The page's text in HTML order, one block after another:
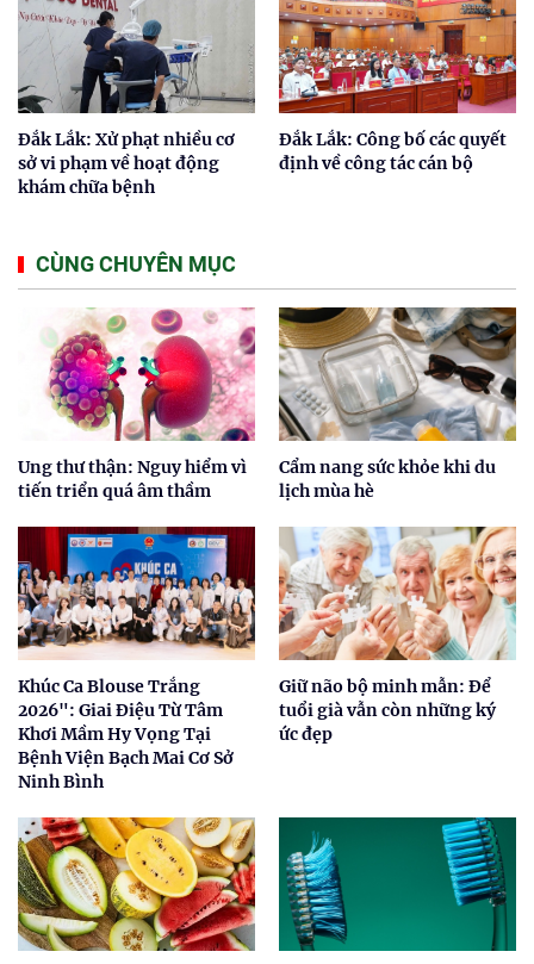
Đắk Lắk: Xử phạt nhiều cơ
sở vi phạm về hoạt động
khám chữa bệnh
Đắk Lắk: Công bố các quyết
định về công tác cán bộ
CÙNG CHUYÊN MỤC
Ung thư thận: Nguy hiểm vì
tiến triển quá âm thầm
Cẩm nang sức khỏe khi du
lịch mùa hè
Khúc Ca Blouse Trắng
2026": Giai Điệu Từ Tâm
Khơi Mầm Hy Vọng Tại
Bệnh Viện Bạch Mai Cơ Sở
Ninh Bình
Giữ não bộ minh mẫn: Để
tuổi già vẫn còn những ký
ức đẹp